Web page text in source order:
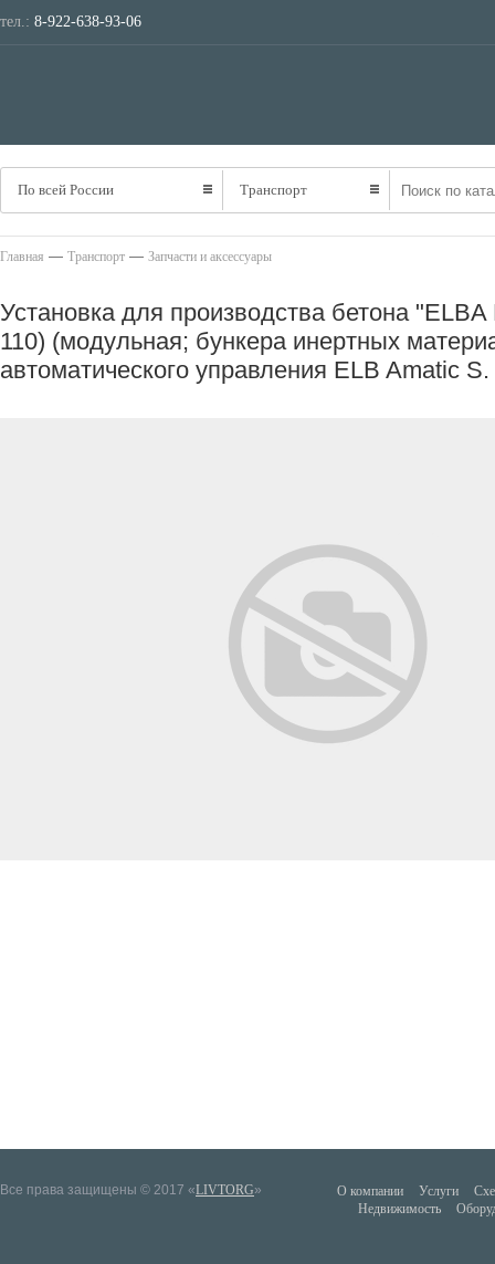
тел.: 8-922-638-93-06
По всей России Транспорт
Главная — Транспорт — Запчасти и аксессуары
Установка для производства бетона
110) (модульная; бункера инертных
автоматического управления ELB
Все права защищены © 2017 «LIVTORG» О компании Услуги
Недвижимость